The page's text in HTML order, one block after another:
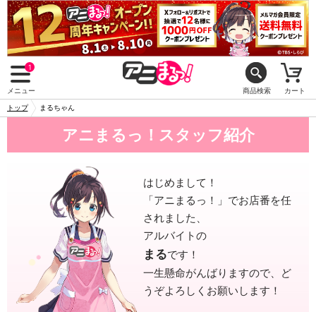
1
メニュー 商品検索 カート
トップ まるちゃん
アニまるっ！スタッフ紹介
はじめまして！
「アニまるっ！」でお店番を任
されました、
アルバイトの
まるです！
一生懸命がんばりますので、ど
うぞよろしくお願いします！